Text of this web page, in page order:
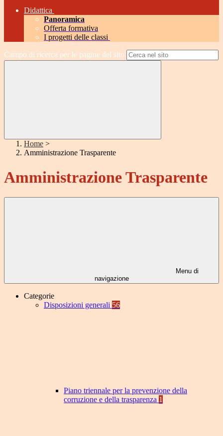
Didattica
Panoramica
Offerta formativa
I progetti delle classi
Campo di ricerca per le pagine del sito
Home >
Amministrazione Trasparente
Amministrazione Trasparente
Menu di
navigazione
Categorie
Disposizioni generali 56
Piano triennale per la prevenzione della
corruzione e della trasparenza 1